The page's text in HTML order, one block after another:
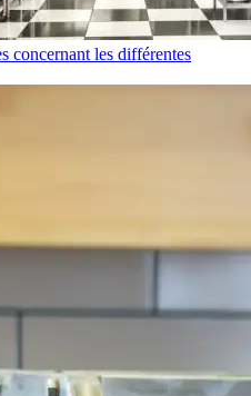
concernant les différentes